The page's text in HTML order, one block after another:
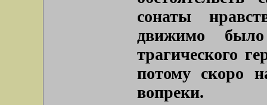
сонаты
движимо
трагического
потому скоро
вопреки.